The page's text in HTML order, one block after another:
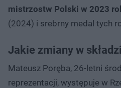
mistrzostw Polski w 2023
(2024) i srebrny medal tych
Jakie zmiany w
Mateusz Poręba, 26-letni
reprezentacji, występuje w